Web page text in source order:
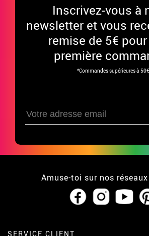
Inscrivez-vous à
newsletter et vous
remise de 5€
première
*Commandes supérieures à 50€
Amuse-toi sur nos
SERVICE CLIENT